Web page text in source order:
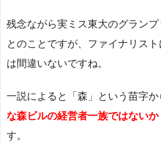
残念ながら実ミス東大のグラン
とのことですが、ファイナリス
は間違いないですね。
一説によると「森」という苗字か
な森ビルの経営者一族ではないか
す。